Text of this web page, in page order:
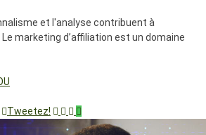
et l'analyse contribuent à
marketing d’affiliation est un domaine
Tweetez!